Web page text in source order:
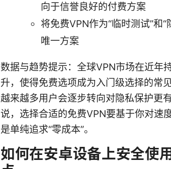
向于信誉良好的付费方案
将免费VPN作为“临时测试”和
唯一方案
数据与趋势提示：全球VPN市场在近年
升，使得免费选项成为入门级选择的常
越来越多用户会逐步转向对隐私保护更
说，选择合适的免费VPN要基于你对速
是单纯追求“零成本”。
如何在安卓设备上安全使